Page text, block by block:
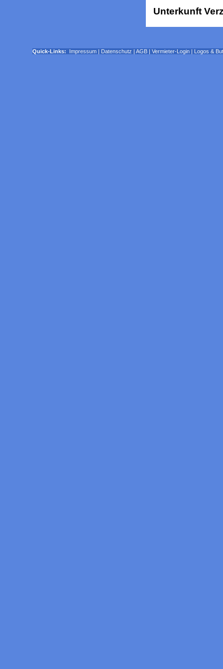
Unterkunft
Quick-Links: Impressum | Datenschutz | AGB | Vermieter-Login | Logos &